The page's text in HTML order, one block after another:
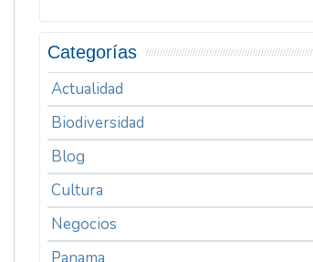
Categorías
Actualidad
Biodiversidad
Blog
Cultura
Negocios